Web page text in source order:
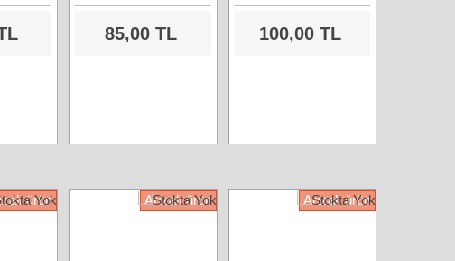
85,00 TL 100,00 TL
ürün Arızalı ürün Arızalı ürün